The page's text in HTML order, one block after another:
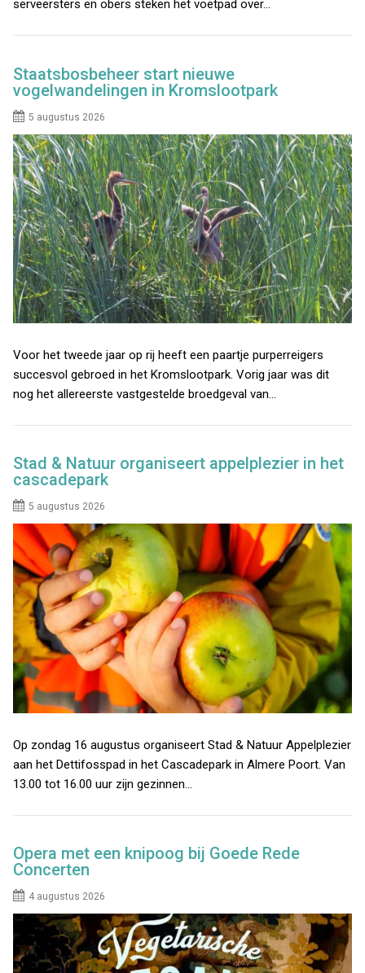
serveersters en obers steken het voetpad over…
Staatsbosbeheer start nieuwe
vogelwandelingen in Kromslootpark
5 augustus 2026
Voor het tweede jaar op rij heeft een paartje purperreigers
succesvol gebroed in het Kromslootpark. Vorig jaar was dit
nog het allereerste vastgestelde broedgeval van…
Stad & Natuur organiseert appelplezier in het
cascadepark
5 augustus 2026
Op zondag 16 augustus organiseert Stad & Natuur Appelplezier
aan het Dettifosspad in het Cascadepark in Almere Poort. Van
13.00 tot 16.00 uur zijn gezinnen…
Opera met een knipoog bij Goede Rede
Concerten
4 augustus 2026